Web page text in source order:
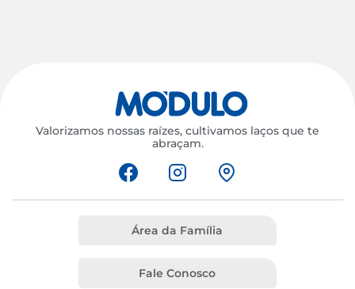
Valorizamos nossas raízes, cultivamos laços que te
abraçam.
Área da Família
Fale Conosco